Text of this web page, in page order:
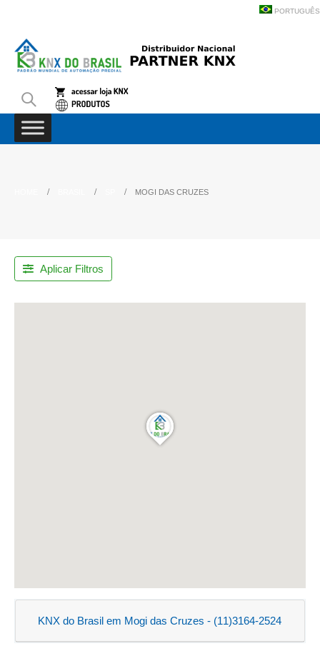
PORTUGUÊS
MOGI DAS CRUZES
Aplicar Filtros
KNX do Brasil em Mogi das Cruzes - (11)3164-2524